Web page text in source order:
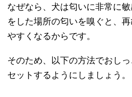
なぜなら、犬は匂いに非常に
をした場所の匂いを嗅ぐと、
やすくなるからです。
そのため、以下の方法でおし
セットするようにしましょう。